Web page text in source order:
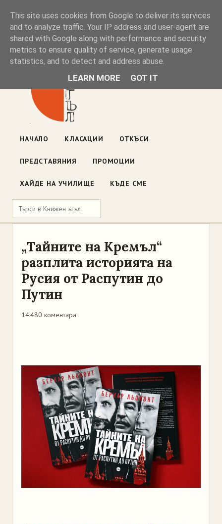
Книжен ъгъл
Блог на книжарницата — класации, откъси, нови книги
ул. „Оборище" 117, София· пон–пет 10:00–19:00 ·
НАЧАЛО КЛАСАЦИИ ОТКЪСИ
ПРЕДСТАВЯНИЯ ПРОМОЦИИ
ХАЙДЕ НА УЧИЛИЩЕ КЪДЕ СМЕ
„Тайните на Кремъл“
разплита историята на
Русия от Распутин до
Путин
14:480 коментара
This site uses cookies from Google to deliver its services
and to analyze traffic. Your IP address and user-agent are
shared with Google along with performance and security
metrics to ensure quality of service, generate usage
statistics, and to detect and address abuse.
LEARN MORE GOT IT